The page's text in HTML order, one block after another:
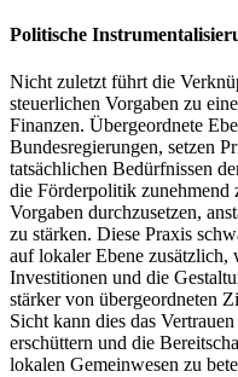
Politische
Nicht zuletzt führt die
steuerlichen Vorgaben zu
Finanzen. Übergeordnete
Bundesregierungen, setzen
tatsächlichen Bedürfnissen
die Förderpolitik
Vorgaben durchzusetzen,
zu stärken. Diese Praxis
auf lokaler Ebene
Investitionen und die
stärker von übergeordneten
Sicht kann dies das
erschüttern und die
lokalen Gemeinwesen zu